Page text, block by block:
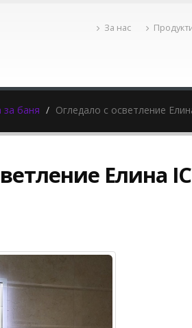
За нас
за баня Огледало с осветление
Елина